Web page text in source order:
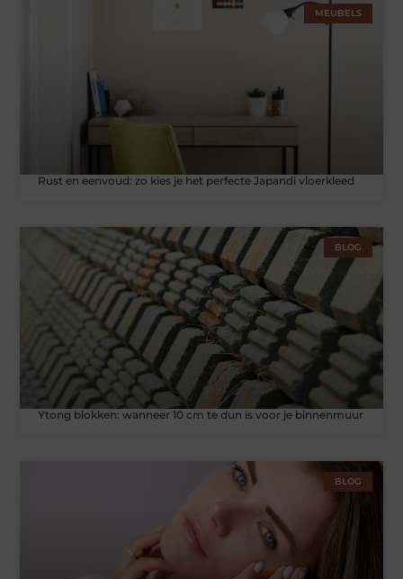
MEUBELS
Rust en eenvoud: zo kies je het perfecte Japandi vloerkleed
BLOG
Ytong blokken: wanneer 10 cm te dun is voor je binnenmuur
BLOG